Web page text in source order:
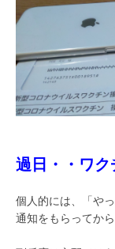
過日・・ワ
個人的には、「や
通知をもらってか